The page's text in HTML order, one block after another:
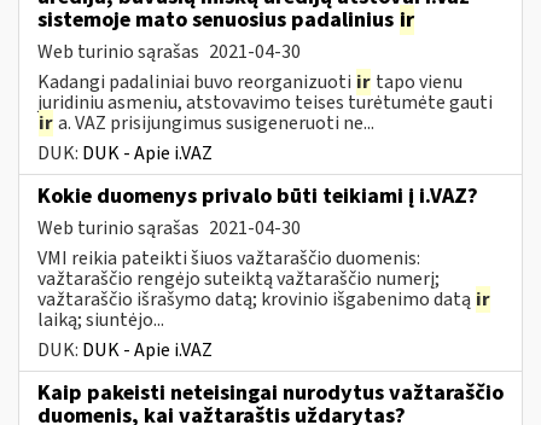
sistemoje mato senuosius padalinius ir
Web turinio sąrašas 2021-04-30
Kadangi padaliniai buvo reorganizuoti ir tapo vienu
juridiniu asmeniu, atstovavimo teises turėtumėte gauti
ira. VAZ prisijungimus susigeneruoti ne...
DUK: DUK - Apie i.VAZ
Kokie duomenys privalo būti teikiami į i.VAZ?
Web turinio sąrašas 2021-04-30
VMI reikia pateikti šiuos važtaraščio duomenis:
važtaraščio rengėjo suteiktą važtaraščio numerį;
važtaraščio išrašymo datą; krovinio išgabenimo datą ir
laiką; siuntėjo...
DUK: DUK - Apie i.VAZ
Kaip pakeisti neteisingai nurodytus važtaraščio
duomenis, kai važtaraštis uždarytas?